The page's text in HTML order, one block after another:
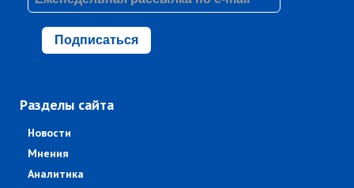
Подписаться
Разделы сайта
Новости
Мнения
Аналитика